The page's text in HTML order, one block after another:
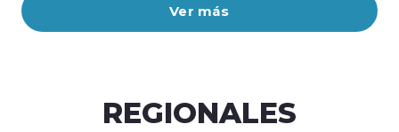
Ver más
REGIONALES